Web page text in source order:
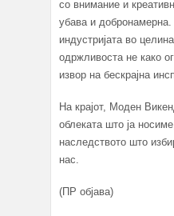
со внимание и
убава и добронамерна.
индустријата во
одржливоста не како
извор на бескрајна
На крајот, Моден
облеката што ја
наследството што
нас.
(ПР објава)